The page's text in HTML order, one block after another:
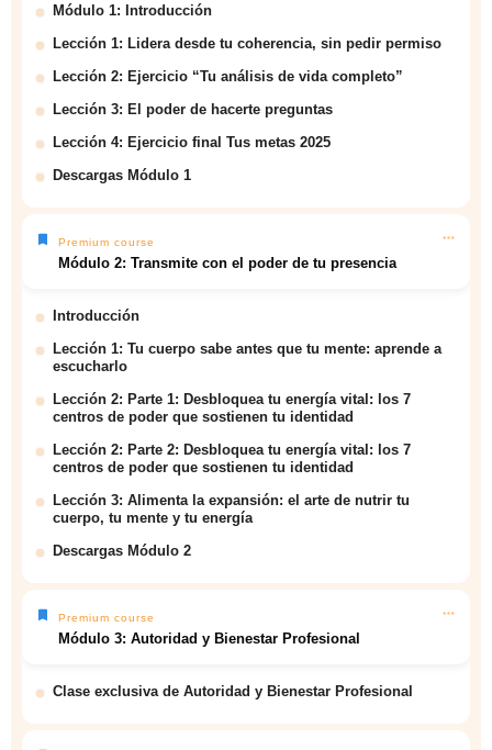
Módulo 1: Introducción
Lección 1: Lidera desde tu coherencia, sin pedir permiso
Lección 2: Ejercicio “Tu análisis de vida completo”
Lección 3: El poder de hacerte preguntas
Lección 4: Ejercicio final Tus metas 2025
Descargas Módulo 1
Premium course
Módulo 2: Transmite con el poder de tu presencia
Introducción
Lección 1: Tu cuerpo sabe antes que tu mente: aprende a
escucharlo
Lección 2: Parte 1: Desbloquea tu energía vital: los 7
centros de poder que sostienen tu identidad
Lección 2: Parte 2: Desbloquea tu energía vital: los 7
centros de poder que sostienen tu identidad
Lección 3: Alimenta la expansión: el arte de nutrir tu
cuerpo, tu mente y tu energía
Descargas Módulo 2
Premium course
Módulo 3: Autoridad y Bienestar Profesional
Clase exclusiva de Autoridad y Bienestar Profesional